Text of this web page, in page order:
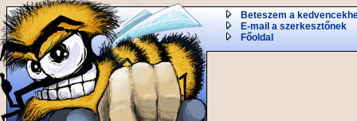
Beteszem a
E-mail a szerkesztőnek
Főoldal